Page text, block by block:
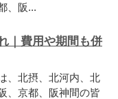
、阪...
｜費用や期間も併
、北摂、北河内、北
、京都、阪神間の皆